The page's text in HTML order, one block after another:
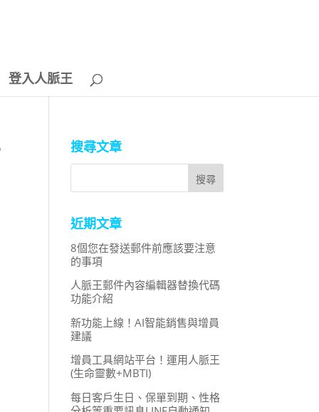
登入人脈王
搜尋文章
近期文章
8個您在發送郵件前應該要注意
的事項
人脈王郵件內容編輯器替換代碼
功能介紹
新功能上線！AI智能銷售與增員
建議
增員工具網站平台！運用人脈王
(生命靈數+MBTI)
每日客戶生日、保單到期、性格